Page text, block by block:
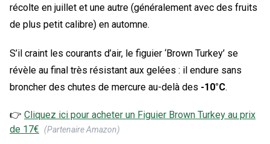
récolte en juillet et une autre (généralement avec des fruits
de plus petit calibre) en automne.
S’il craint les courants d’air, le figuier ‘Brown Turkey’ se
révèle au final très résistant aux gelées : il endure sans
broncher des chutes de mercure au-delà des -10°C.
👉 Cliquez ici pour acheter un Figuier Brown Turkey au prix
de 17€ (Partenaire Amazon)